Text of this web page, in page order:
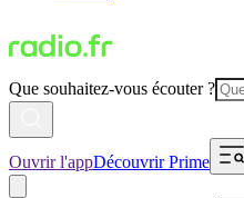
Que souhaitez-vous écouter ?
Ouvrir l'appDécouvrir Prime